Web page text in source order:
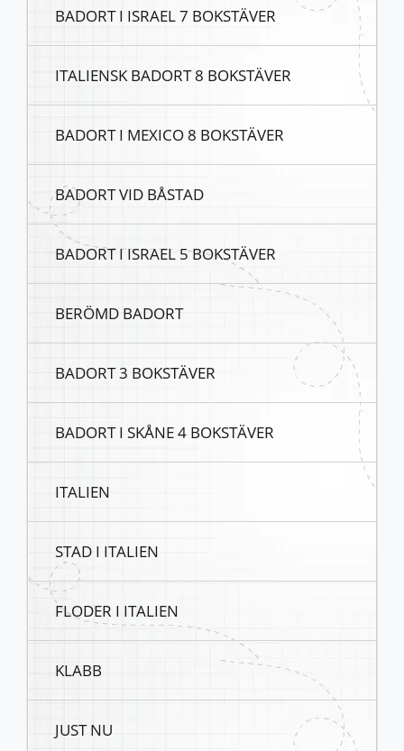
BADORT I ISRAEL 7 BOKSTÄVER
ITALIENSK BADORT 8 BOKSTÄVER
BADORT I MEXICO 8 BOKSTÄVER
BADORT VID BÅSTAD
BADORT I ISRAEL 5 BOKSTÄVER
BERÖMD BADORT
BADORT 3 BOKSTÄVER
BADORT I SKÅNE 4 BOKSTÄVER
ITALIEN
STAD I ITALIEN
FLODER I ITALIEN
KLABB
JUST NU